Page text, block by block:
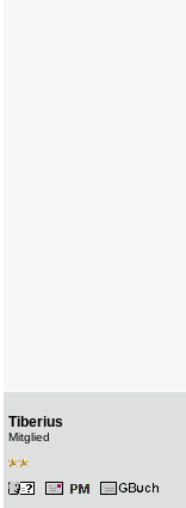
Tiberius
Mitglied